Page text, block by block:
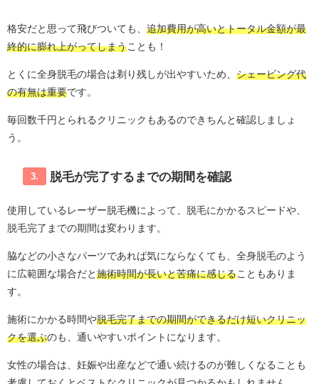
格安だと思って飛びついても、 追加費用が高いとトータル金額が最
終的に膨れ上がってしまうことも！
とくに全身脱毛の場合は剃り残しが出やすいため、 シェービング代
の有無は重要です。
毎回数千円とられるクリニックもあるのできちんと確認しましょ
う。
3. 脱毛が完了するまでの期間を確認
使用しているレーザー脱毛機によって、脱毛にかかるスピードや、
脱毛完了までの期間は変わります。
脇などの小さなパーツであれば気にならなくても、全身脱毛のよう
に広範囲な場合だと施術時間が長いと苦痛に感じることもありま
す。
施術にかかる時間や脱毛完了までの期間ができるだけ短いクリニッ
クを選ぶのも、通いやすいポイントになります。
女性の場合は、妊娠や出産などで通い続けるのが難しくなることも